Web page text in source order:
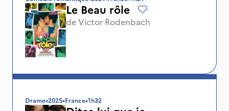
Le Beau rôle
deVictor Rodenbach
Drame•2025•France•1h32